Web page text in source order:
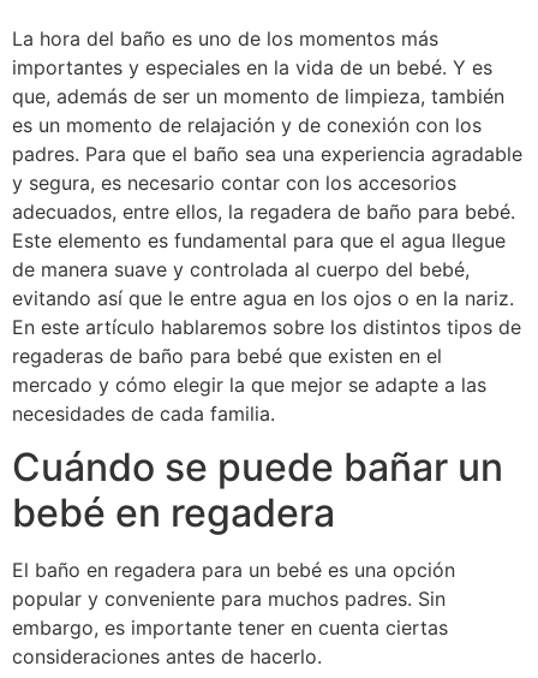
La hora del baño es uno de los momentos más
importantes y especiales en la vida de un bebé. Y es
que, además de ser un momento de limpieza, también
es un momento de relajación y de conexión con los
padres. Para que el baño sea una experiencia agradable
y segura, es necesario contar con los accesorios
adecuados, entre ellos, la regadera de baño para bebé.
Este elemento es fundamental para que el agua llegue
de manera suave y controlada al cuerpo del bebé,
evitando así que le entre agua en los ojos o en la nariz.
En este artículo hablaremos sobre los distintos tipos de
regaderas de baño para bebé que existen en el
mercado y cómo elegir la que mejor se adapte a las
necesidades de cada familia.
Cuándo se puede bañar un
bebé en regadera
El baño en regadera para un bebé es una opción
popular y conveniente para muchos padres. Sin
embargo, es importante tener en cuenta ciertas
consideraciones antes de hacerlo.